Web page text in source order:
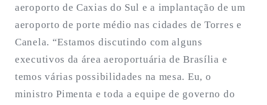
aeroporto de Caxias do Sul e a implantação de um
aeroporto de porte médio nas cidades de Torres e
Canela. “Estamos discutindo com alguns
executivos da área aeroportuária de Brasília e
temos várias possibilidades na mesa. Eu, o
ministro Pimenta e toda a equipe de governo do